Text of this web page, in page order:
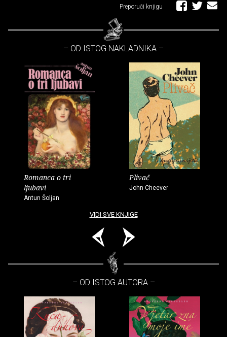
Preporuči knjigu
– OD ISTOG NAKLADNIKA –
Romanca o tri
ljubavi
Antun Šoljan
Plivač
John Cheever
VIDI SVE KNJIGE
– OD ISTOG AUTORA –